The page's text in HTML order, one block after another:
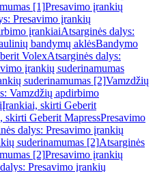
[1]Presavimo įrankių
Presavimo įrankių
įrankiaiAtsarginės dalys:
bandymų aklėsBandymo
VolexAtsarginės dalys:
įrankių suderinamumas
suderinamumas [2]Vamzdžių
Vamzdžių apdirbimo
Įrankiai, skirti Geberit
skirti Geberit MapressPresavimo
dalys: Presavimo įrankių
suderinamumas [2]Atsarginės
[2]Presavimo įrankių
Presavimo įrankių